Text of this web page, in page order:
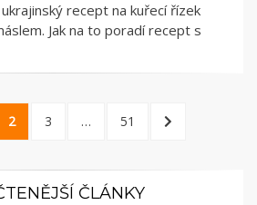
recept na kuřecí řízek
Jak na to poradí recept s
PAGE
2 PAGE
3 … PAGE
51
NEXT
ČLÁNKY